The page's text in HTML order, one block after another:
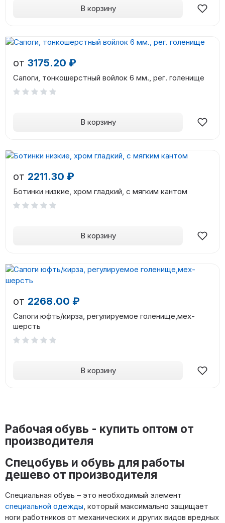
В корзину
от 3175.20 ₽
Сапоги, тонкошерстный войлок 6 мм., рег. голенище
В корзину
от 2211.30 ₽
Ботинки низкие, хром гладкий, с мягким кантом
В корзину
от 2268.00 ₽
Сапоги юфть/кирза, регулируемое голенище,мех-
шерсть
В корзину
Рабочая обувь - купить оптом от
производителя
Спецобувь и обувь для работы
дешево от производителя
Специальная обувь – это необходимый элемент
специальной одежды, который максимально защищает
ноги работников от механических и других видов вредных